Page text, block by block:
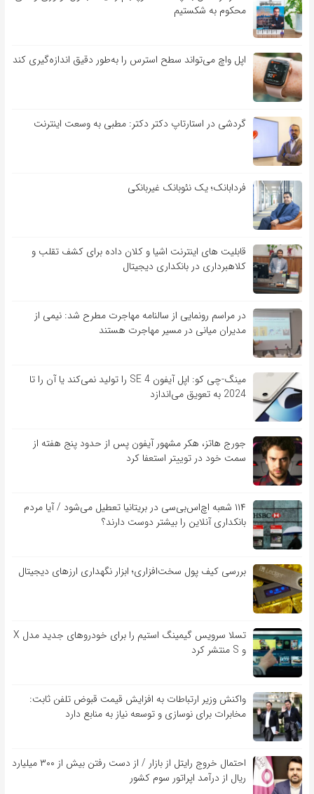
محکوم به شکستیم
اپل واچ می‌تواند سطح استرس را به‌طور دقیق اندازه‌گیری کند
گردشی در استارتاپ دکتر دکتر: مطبی به وسعت اینترنت
فردابانک؛ یک نئوبانک غیربانکی
قابلیت ‏های اینترنت اشیا و کلان‏ داده برای کشف تقلب و
کلاهبرداری در بانکداری دیجیتال
در مراسم رونمایی از سالنامه مهاجرت مطرح شد: نیمی از
مدیران میانی در مسیر مهاجرت هستند
مینگ-چی کو: اپل آیفون SE 4 را تولید نمی‌کند یا آن را تا
2024 به تعویق می‌اندازد
جورج هاتز، هکر مشهور آیفون پس از حدود پنج هفته از
سمت خود در توییتر استعفا کرد
۱۱۴ شعبه اچ‌اس‌بی‌سی در بریتانیا تعطیل می‌شود / آیا مردم
بانکداری آنلاین را بیشتر دوست دارند؟
بررسی کیف‌ پول سخت‌افزاری؛ ابزار نگهداری ارزهای دیجیتال
تسلا سرویس گیمینگ استیم را برای خودروهای جدید مدل X
و S منتشر کرد
واکنش وزیر ارتباطات به افزایش قیمت قبوض تلفن ثابت:
مخابرات برای نوسازی و توسعه نیاز به منابع دارد
احتمال خروج رایتل از بازار / از دست رفتن بیش از ۳۰۰ میلیارد
ریال از درآمد اپراتور سوم کشور